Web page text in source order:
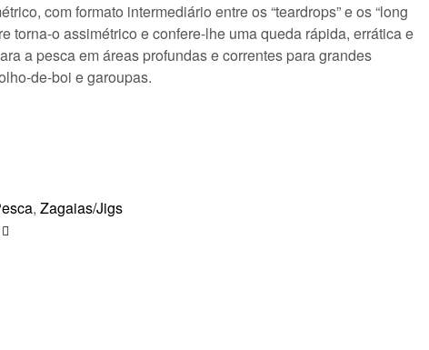
com formato intermediário entre os “teardrops” e os “long
torna-o assimétrico e confere-lhe uma queda rápida, errática e
a pesca em áreas profundas e correntes para grandes
de-boi e garoupas.
, Zagaias/Jigs